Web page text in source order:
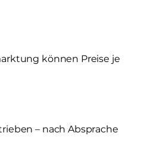
können Preise je
– nach Absprache